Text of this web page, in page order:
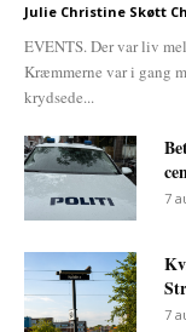
Julie Christine Skøtt
EVENTS. Der var liv
Kræmmerne var i gang
krydsede...
7
7